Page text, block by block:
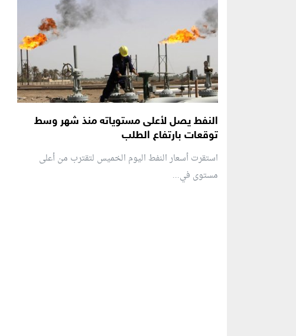
النفط يصل لأعلى مستوياته منذ شهر وسط
توقعات بارتفاع الطلب
استقرت أسعار النفط اليوم الخميس لتقترب من أعلى
مستوى في...